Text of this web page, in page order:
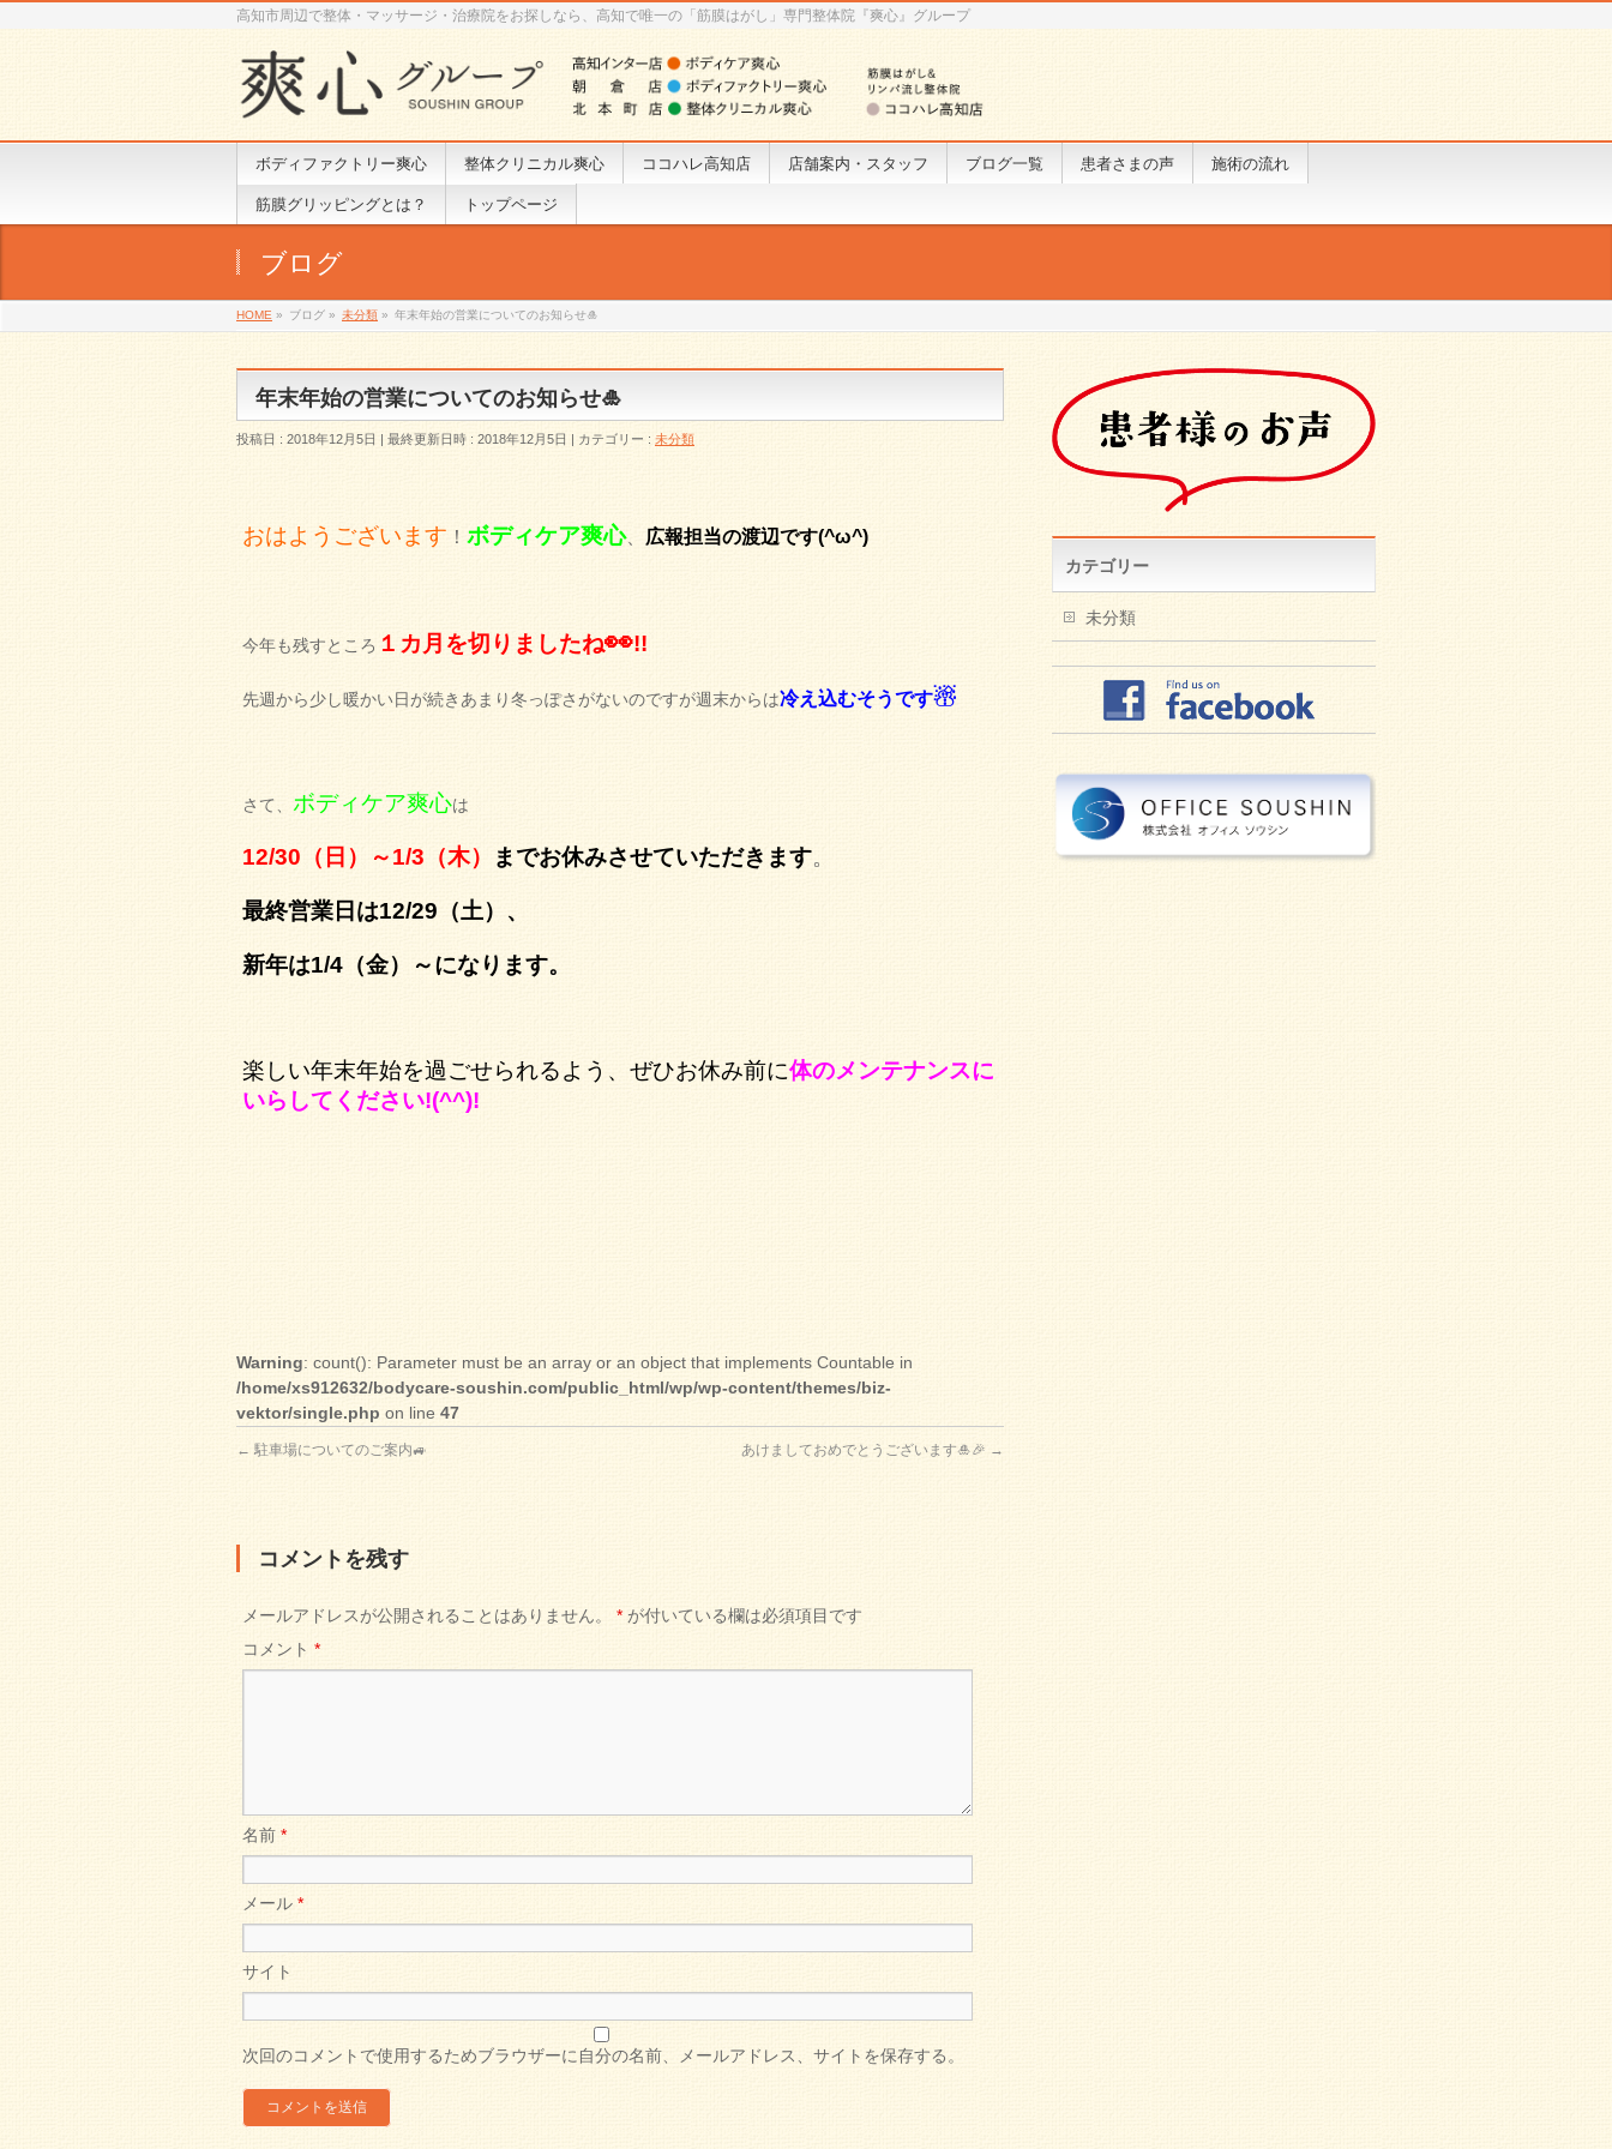
高知市周辺で整体・マッサージ・治療院をお探しなら、高知で唯一の「筋膜はがし」専門整体院『爽心』グループ
ボディファクトリー爽心 整体クリニカル爽心 ココハレ高知店 店舗案内・スタッフ ブログ一覧 患者さまの声 施術の流れ
筋膜グリッピングとは？ トップページ
ブログ
HOME » ブログ » 未分類 » 年末年始の営業についてのお知らせ🎍
年末年始の営業についてのお知らせ🎍
投稿日 : 2018年12月5日 最終更新日時 : 2018年12月5日 カテゴリー : 未分類
おはようございます ！ ボディケア爽心、 広報担当の渡辺です(^ω^)
今年も残すところ １カ月を切りましたね👀!!
先週から少し暖かい日が続きあまり冬っぽさがないのですが週末からは冷え込むそうです☃
さて、 ボディケア爽心は
12/30（日）～1/3（木） までお休みさせていただきます。
最終営業日は12/29（土）、
新年は1/4（金）～になります。
楽しい年末年始を過ごせられるよう、ぜひお休み前に体のメンテナンスに
いらしてください!(^^)!
Warning: count(): Parameter must be an array or an object that implements Countable in
/home/xs912632/bodycare-soushin.com/public_html/wp/wp-content/themes/biz-
vektor/single.php on line 47
← 駐車場についてのご案内🚙 あけましておめでとうございます🎍🎉 →
コメントを残す
メールアドレスが公開されることはありません。 * が付いている欄は必須項目です
コメント *
名前 *
メール *
サイト
次回のコメントで使用するためブラウザーに自分の名前、メールアドレス、サイトを保存する。
カテゴリー
未分類